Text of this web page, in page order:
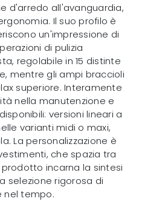
d'arredo all'avanguardia,
Il suo profilo è
un'impressione di
di pulizia
regolabile in 15 distinte
mentre gli ampi braccioli
superiore. Interamente
nella manutenzione e
versioni lineari a
varianti midi o maxi,
La personalizzazione è
che spazia tra
incarna la sintesi
selezione rigorosa di
nel tempo.